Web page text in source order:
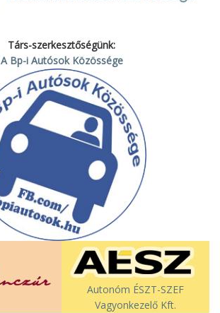
Társ-szerkesztőségünk:
A Bp-i Autósok Közössége
Autonóm ÉSZT-SZEF
Vagyonkezelő Kft.